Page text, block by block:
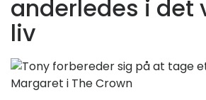
anderledes i det
liv